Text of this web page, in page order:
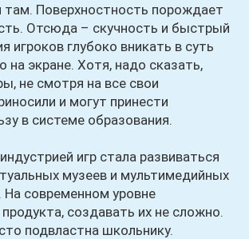
там. Поверхностность порождает
Отсюда – скучность и быстрый
игроков глубоко вникать в суть
на экране. Хотя, надо сказать,
не смотря на все свои
и могут принести
в системе образования.
игр стала развиваться
музеев и мультимедийных
На современном уровне
создавать их не сложно.
подвластна школьнику.